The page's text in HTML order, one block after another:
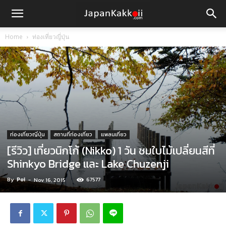
Home ท่องเที่ยวญี่ปุ่น
ท่องเที่ยวญี่ปุ่น สถานที่ท่องเที่ยว แพลนเที่ยว
[รีวิว] เที่ยวนิกโก้ (Nikko) 1 วัน ชมใบไม้เปลี่ยนสีที่
Shinkyo Bridge และ Lake Chuzenji
By Poi- Nov 16, 2015 67577